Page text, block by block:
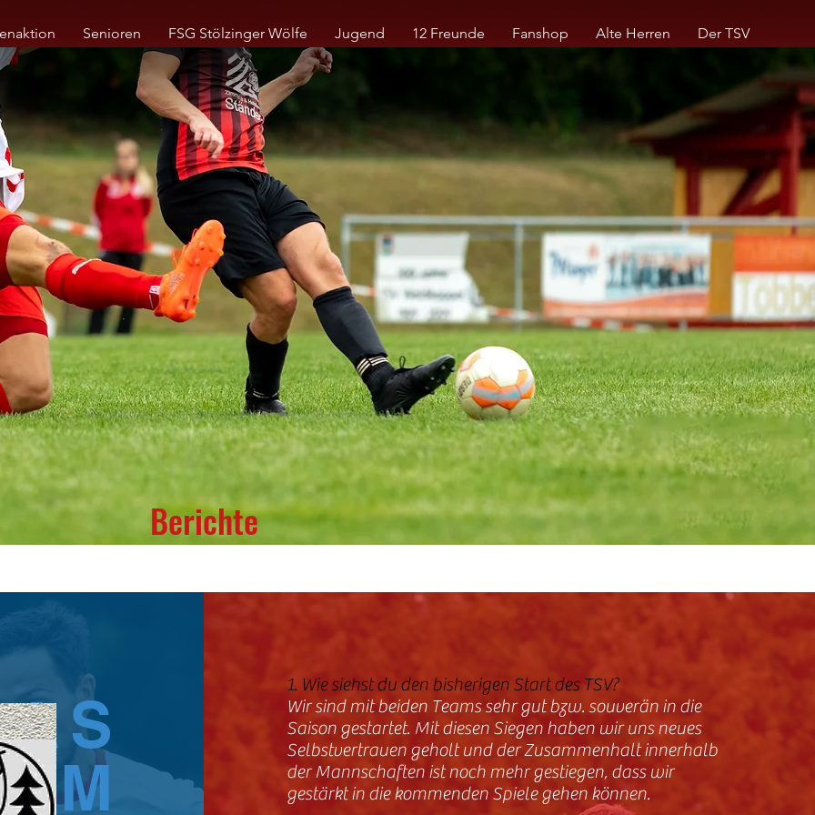
Senioren FSG Stölzinger Wölfe Jugend 12 Freunde Fanshop Alte Herren Der TSV
Berichte
1. Wie siehst du den bisherigen Start des TSV?
Wir sind mit beiden Teams sehr gut bzw. souverän in die
Saison gestartet. Mit diesen Siegen haben wir uns neues
Selbstvertrauen geholt und der Zusammenhalt innerhalb
der Mannschaften ist noch mehr gestiegen, dass wir
gestärkt in die kommenden Spiele gehen können.